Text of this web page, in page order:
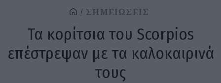
ΣΗΜΕΙΩΣΕΙΣ
Τα κορίτσια του Scorpios
επέστρεψαν με τα καλοκαιρινά
τους